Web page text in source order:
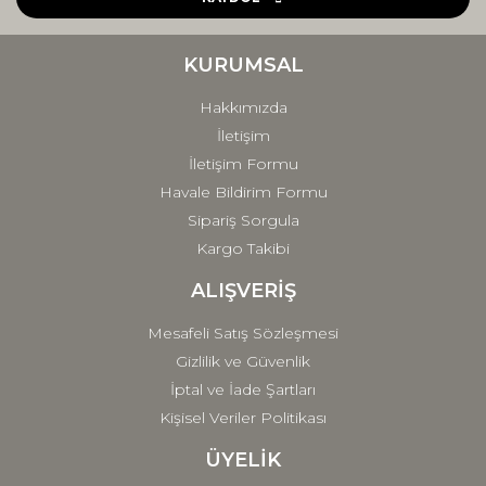
Ürün fiyatı diğer sitelerden daha pahalı.
Gönder
KURUMSAL
Hakkımızda
İletişim
İletişim Formu
Havale Bildirim Formu
Sipariş Sorgula
Kargo Takibi
ALIŞVERİŞ
Mesafeli Satış Sözleşmesi
Gizlilik ve Güvenlik
İptal ve İade Şartları
Kişisel Veriler Politikası
ÜYELİK